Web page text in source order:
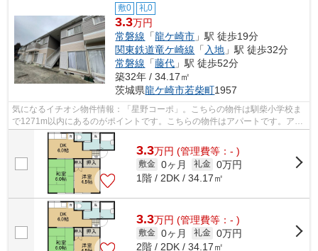
敷0 礼0
3.3万円
常磐線 「龍ケ崎市 」駅 徒歩19分
関東鉄道竜ケ崎線 「 入地 」駅 徒歩32分
常磐線 「藤代 」駅 徒歩52分
築32年 / 34.17㎡
茨城県龍ケ崎市若柴町1957
気になるイチオシ物件情報：「星野コーポ」。こちらの物件は馴柴小学校ま
で1271m以内にあるのがポイントです。こちらの物件はアパートです。アパ
ートマンション館 龍ヶ崎店への来店予...
3.3万円 (管理費等：- )
敷金 0ヶ月 礼金 0万円
1階 / 2DK / 34.17㎡
3.3万円 (管理費等：- )
敷金 0ヶ月 礼金 0万円
2階 / 2DK / 34.17㎡